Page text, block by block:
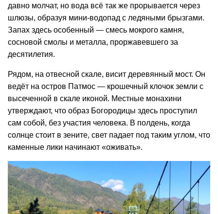
давно молчат, но вода всё так же прорывается через
шлюзы, образуя мини-водопад с ледяными брызгами.
Запах здесь особенный — смесь мокрого камня,
сосновой смолы и металла, проржавевшего за
десятилетия.
Рядом, на отвесной скале, висит деревянный мост. Он
ведёт на остров Патмос — крошечный клочок земли с
высеченной в скале иконой. Местные монахини
утверждают, что образ Богородицы здесь проступил
сам собой, без участия человека. В полдень, когда
солнце стоит в зените, свет падает под таким углом, что
каменные лики начинают «оживать».